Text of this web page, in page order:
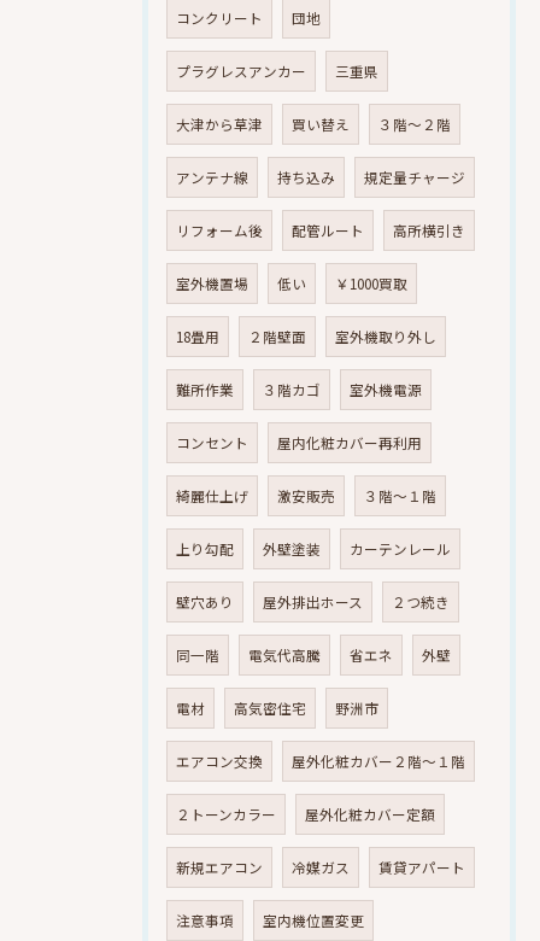
コンクリート 団地
プラグレスアンカー 三重県
大津から草津 買い替え ３階～２階
アンテナ線 持ち込み 規定量チャージ
リフォーム後 配管ルート 高所横引き
室外機置場 低い ￥1000買取
18畳用 ２階壁面 室外機取り外し
難所作業 ３階カゴ 室外機電源
コンセント 屋内化粧カバー再利用
綺麗仕上げ 激安販売 ３階～１階
上り勾配 外壁塗装 カーテンレール
壁穴あり 屋外排出ホース ２つ続き
同一階 電気代高騰 省エネ 外壁
電材 高気密住宅 野洲市
エアコン交換 屋外化粧カバー２階～１階
２トーンカラー 屋外化粧カバー定額
新規エアコン 冷媒ガス 賃貸アパート
注意事項 室内機位置変更